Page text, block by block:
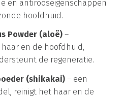
en antirooseigenschappen
hoofdhuid.
Powder (aloë) –
en de hoofdhuid,
de regeneratie.
(shikakai) – een
reinigt het haar en de